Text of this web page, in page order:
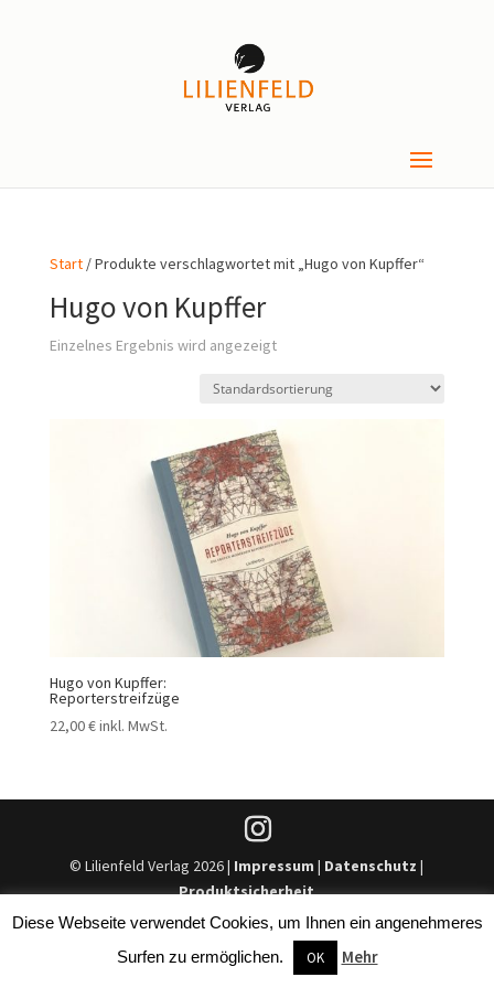
Start/ Produkte verschlagwortet mit „Hugo von Kupffer“
Hugo von Kupffer
Einzelnes Ergebnis wird angezeigt
Hugo von Kupffer:
Reporterstreifzüge
22,00€inkl. MwSt.
© Lilienfeld Verlag 2026 | Impressum | Datenschutz |
Produktsicherheit
Diese Webseite verwendet Cookies, um Ihnen ein angenehmeres
Surfen zu ermöglichen.
OK Mehr